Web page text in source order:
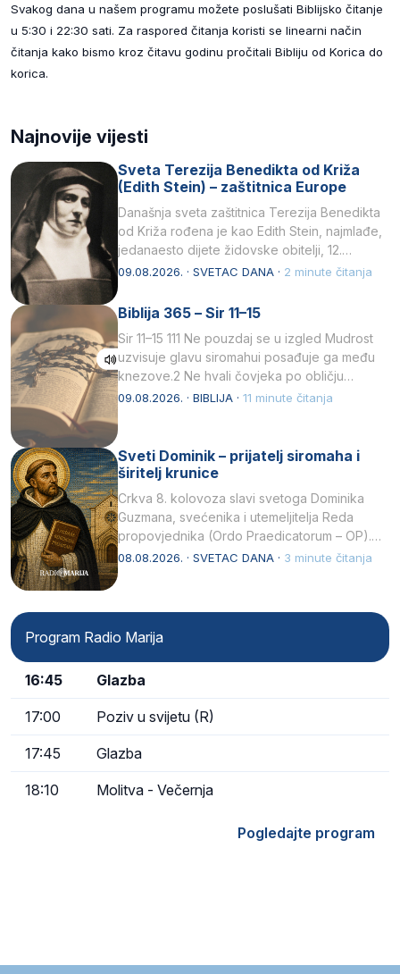
Svakog dana u našem programu možete poslušati Biblijsko čitanje
u 5:30 i 22:30 sati. Za raspored čitanja koristi se linearni način
čitanja kako bismo kroz čitavu godinu pročitali Bibliju od Korica do
korica.
Najnovije vijesti
Sveta Terezija Benedikta od Križa
(Edith Stein) – zaštitnica Europe
Današnja sveta zaštitnica Terezija Benedikta
od Križa rođena je kao Edith Stein, najmlađe,
jedanaesto dijete židovske obitelji, 12.
listopada 1891, u Wrocławu…
09.08.2026. · SVETAC DANA · 2 minute čitanja
Biblija 365 – Sir 11–15
Sir 11–15 111 Ne pouzdaj se u izgled Mudrost
uzvisuje glavu siromahui posađuje ga među
knezove.2 Ne hvali čovjeka po obličju
njegovui…
09.08.2026. · BIBLIJA · 11 minute čitanja
Sveti Dominik – prijatelj siromaha i
širitelj krunice
Crkva 8. kolovoza slavi svetoga Dominika
Guzmana, svećenika i utemeljitelja Reda
propovjednika (Ordo Praedicatorum – OP).
Svojim životom, dubokom ljubavlju prema
08.08.2026. · SVETAC DANA · 3 minute čitanja
Program Radio Marija
16:45 Glazba
17:00 Poziv u svijetu (R)
17:45 Glazba
18:10 Molitva - Večernja
Pogledajte program